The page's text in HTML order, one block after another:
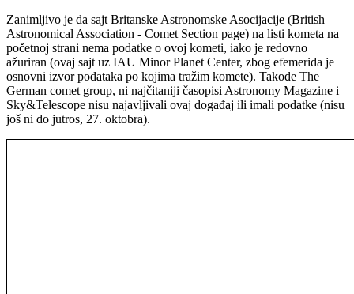
Zanimljivo je da sajt Britanske Astronomske Asocijacije (British
Astronomical Association - Comet Section page) na listi kometa na
početnoj strani nema podatke o ovoj kometi, iako je redovno
ažuriran (ovaj sajt uz IAU Minor Planet Center, zbog efemerida je
osnovni izvor podataka po kojima tražim komete). Takođe The
German comet group, ni najčitaniji časopisi Astronomy Magazine i
Sky&Telescope nisu najavljivali ovaj događaj ili imali podatke (nisu
još ni do jutros, 27. oktobra).